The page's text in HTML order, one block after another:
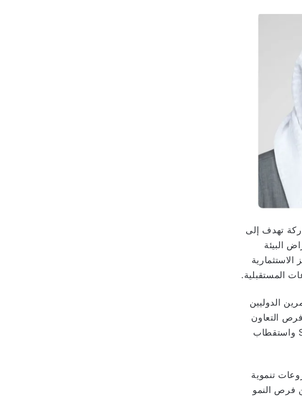
تهدف إلى
البيئة
الاستثمارية
المستقبلية.
الدوليين
التعاون
والشراكات المستقبلية وتعزيز الحضور الدولي لمعرض Saudi Makes Future 2026 واستقطاب
تنموية
فرص النمو